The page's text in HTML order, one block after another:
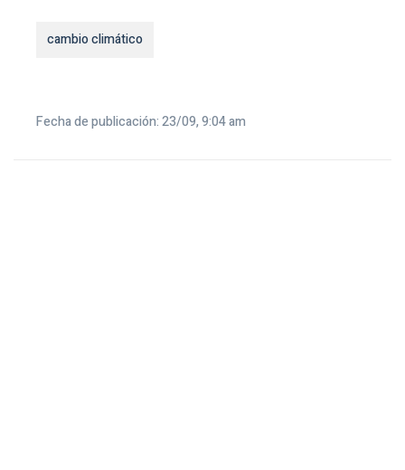
cambio climático
Fecha de publicación: 23/09, 9:04 am